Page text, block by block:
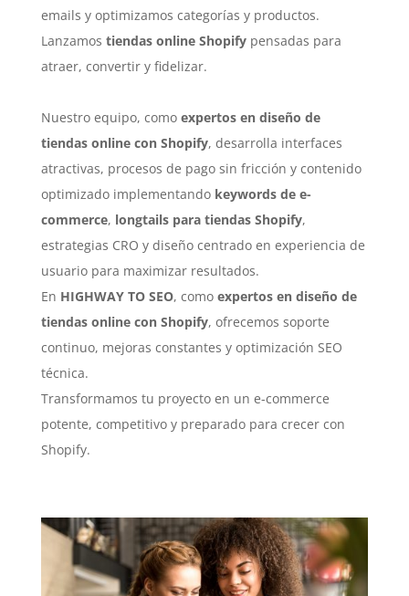
emails y optimizamos categorías y productos.
Lanzamos tiendas online Shopifypensadas para
atraer, convertir y fidelizar.
Nuestro equipo, como expertos en diseño de
tiendas online con Shopify, desarrolla interfaces
atractivas, procesos de pago sin fricción y contenido
optimizado implementando keywords de e-
commerce, longtails para tiendas Shopify,
estrategias CRO y diseño centrado en experiencia de
usuario para maximizar resultados.
En HIGHWAY TO SEO, como expertos en diseño de
tiendas online con Shopify, ofrecemos soporte
continuo, mejoras constantes y optimización SEO
técnica.
Transformamos tu proyecto en un e-commerce
potente, competitivo y preparado para crecer con
Shopify.